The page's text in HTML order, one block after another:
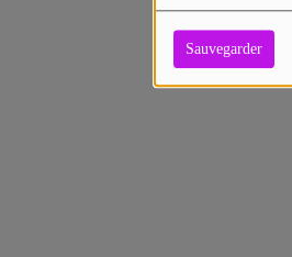
Sauvegarder